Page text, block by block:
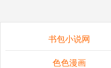
书包小说网
色色漫画